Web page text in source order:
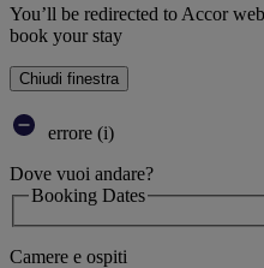
You’ll be redirected to Accor
book your stay
Chiudi finestra
errore (i)
Dove vuoi andare?
Booking Dates
Camere e ospiti